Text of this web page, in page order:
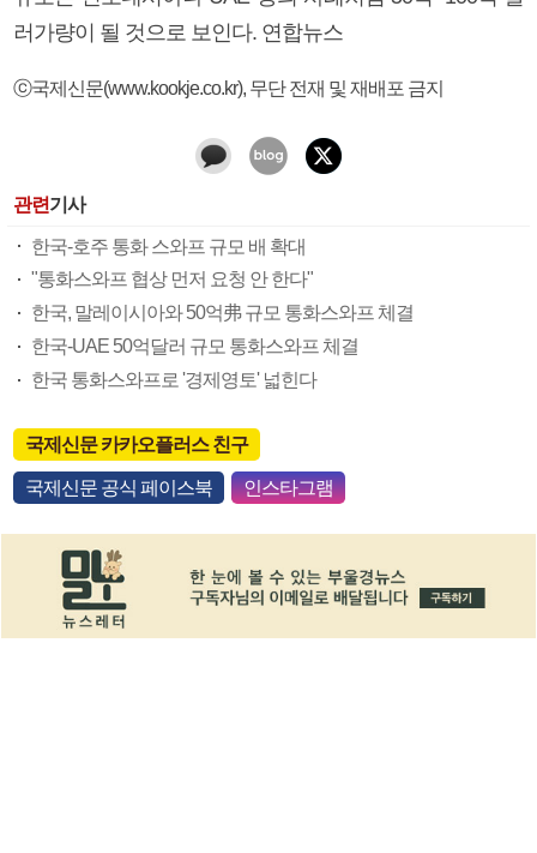
러가량이 될 것으로 보인다. 연합뉴스
ⓒ국제신문(www.kookje.co.kr), 무단 전재 및 재배포 금지
관련기사
한국-호주 통화 스와프 규모 배 확대
"통화스와프 협상 먼저 요청 안 한다"
한국, 말레이시아와 50억弗 규모 통화스와프 체결
한국-UAE 50억달러 규모 통화스와프 체결
한국 통화스와프로 '경제영토' 넓힌다
국제신문 카카오플러스 친구
국제신문 공식 페이스북 인스타그램